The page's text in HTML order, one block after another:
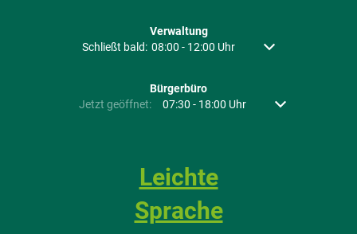
Verwaltung
Klicken, um weitere Öffnungs- oder Schließzeiten
Schließt bald: 08:00 - 12:00 Uhr Von 08:00 bis 12:00
Bürgerbüro
Klicken, um weitere Öffnungs- oder Schließzeiten
Jetzt geöffnet: 07:30 - 18:00 Uhr Von 07:30 bis
Leichte
Sprache